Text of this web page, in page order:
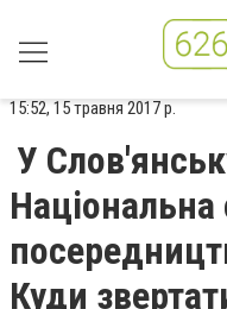
15:52, 15 травня 2017 р.
У
Куди